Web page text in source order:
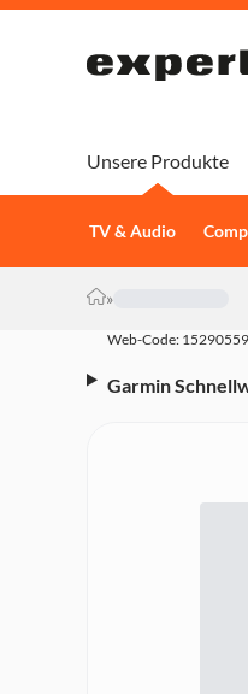
Unsere Produkte
TV & Audio
»
Web-Code:
Garmin